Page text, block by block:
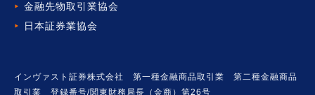
金融先物取引業協会
日本証券業協会
インヴァスト証券株式会社 第一種金融商品取引業 第二種金融商品
取引業 登録番号/関東財務局長（金商）第26号